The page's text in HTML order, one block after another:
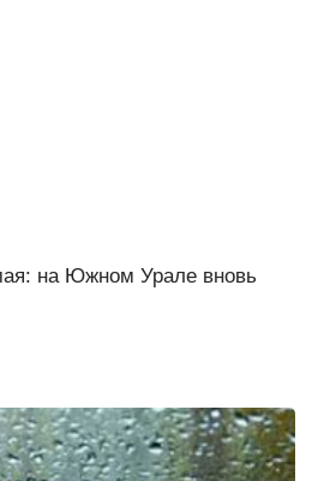
на Южном Урале вновь